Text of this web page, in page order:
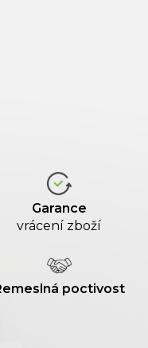
Garance
vrácení zboží
poctivost